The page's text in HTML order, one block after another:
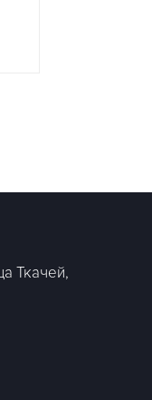
Ткачей,